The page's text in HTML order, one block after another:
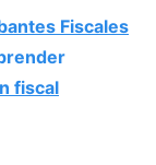
Fiscales
fiscal